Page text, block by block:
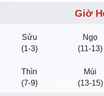
Giờ
Sửu
(1-3)
Ngọ
(11-13)
Thìn
(7-9)
Mùi
(13-15)